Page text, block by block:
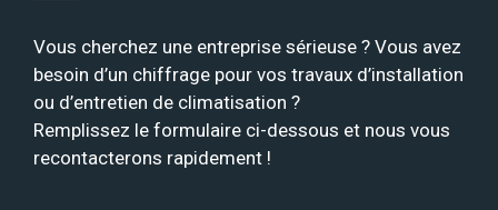
Vous cherchez une entreprise sérieuse ? Vous avez
besoin d’un chiffrage pour vos travaux d’installation
ou d’entretien de climatisation ?
Remplissez le formulaire ci-dessous et nous vous
recontacterons rapidement !